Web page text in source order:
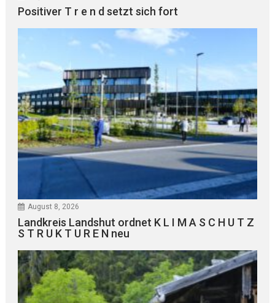
Positiver T r e n d setzt sich fort
August 8, 2026
Landkreis Landshut ordnet K L I M A S C H U T Z
S T R U K T U R E N neu